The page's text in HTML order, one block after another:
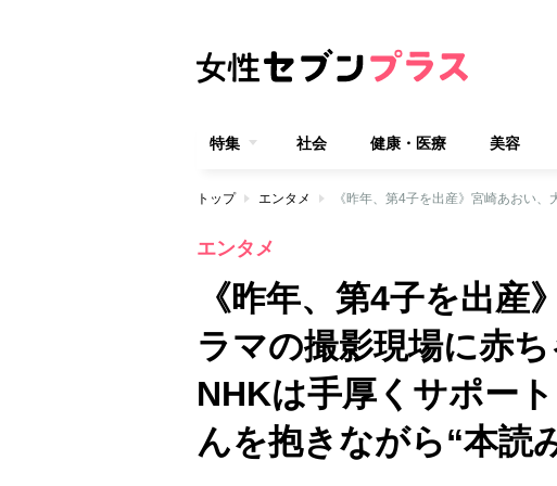
特集 社会 健康・医療 美容
トップ エンタメ
エンタメ
《昨年、第4子を出産
ラマの撮影現場に赤
NHKは手厚くサポー
んを抱きながら“本読